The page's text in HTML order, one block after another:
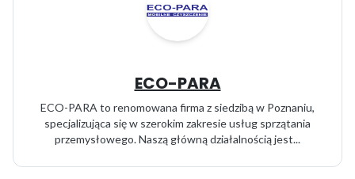
ECO-PARA
ECO-PARA to renomowana firma z siedzibą w Poznaniu,
specjalizująca się w szerokim zakresie usług sprzątania
przemysłowego. Naszą główną działalnością jest...